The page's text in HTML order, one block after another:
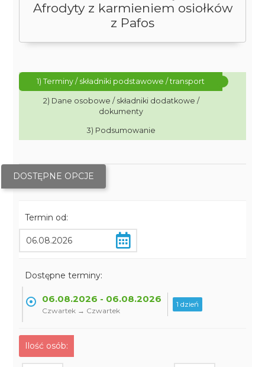
Afrodyty z karmieniem osiołków
z Pafos
1) Terminy / składniki podstawowe / transport
2) Dane osobowe / składniki dodatkowe /
dokumenty
3) Podsumowanie
DOSTĘPNE OPCJE
Termin od:
Dostępne terminy:
06.08.2026 - 06.08.2026
Czwartek → Czwartek
1 dzień
Ilość osób: